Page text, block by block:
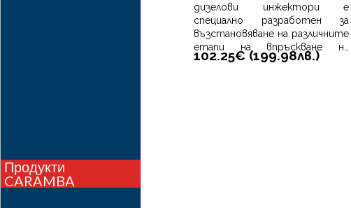
Продукти
CARAMBA
дизелови инжектори е
специално разработен за
възстановяване на различните
етапи на впръскване на
дизеловия двигател и
102.25€ (199.98лв.)